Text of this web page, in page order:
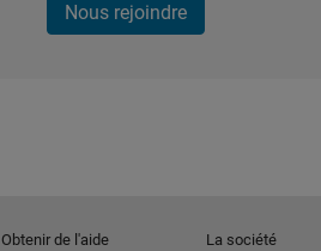
Nous rejoindre
Obtenir de l'aide La société